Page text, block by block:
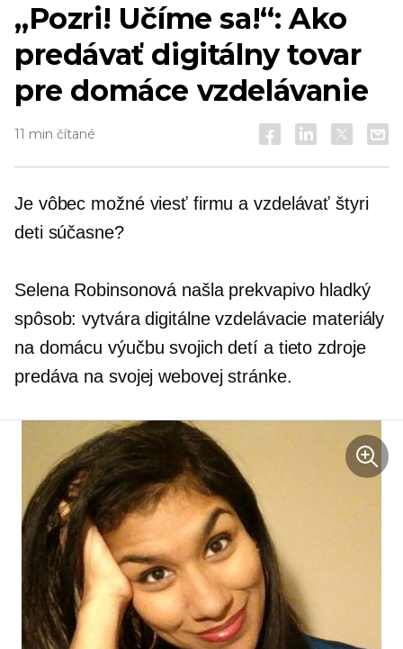
„Pozri! Učíme sa!“: Ako
predávať digitálny tovar
pre domáce vzdelávanie
11 min čítané
Je vôbec možné viesť firmu a vzdelávať štyri
deti súčasne?
Selena Robinsonová našla prekvapivo hladký
spôsob: vytvára digitálne vzdelávacie materiály
na domácu výučbu svojich detí a tieto zdroje
predáva na svojej webovej stránke.